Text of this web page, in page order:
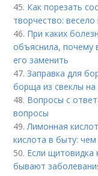
45. Как порезать
творчество:
46. При каких
объяснила, почему
его заменить
47.Заправка для
борща из свеклы на
48. Вопросы с
вопросы
49.Лимонная
кислота в быту:
50. Если щитовидка
бывают